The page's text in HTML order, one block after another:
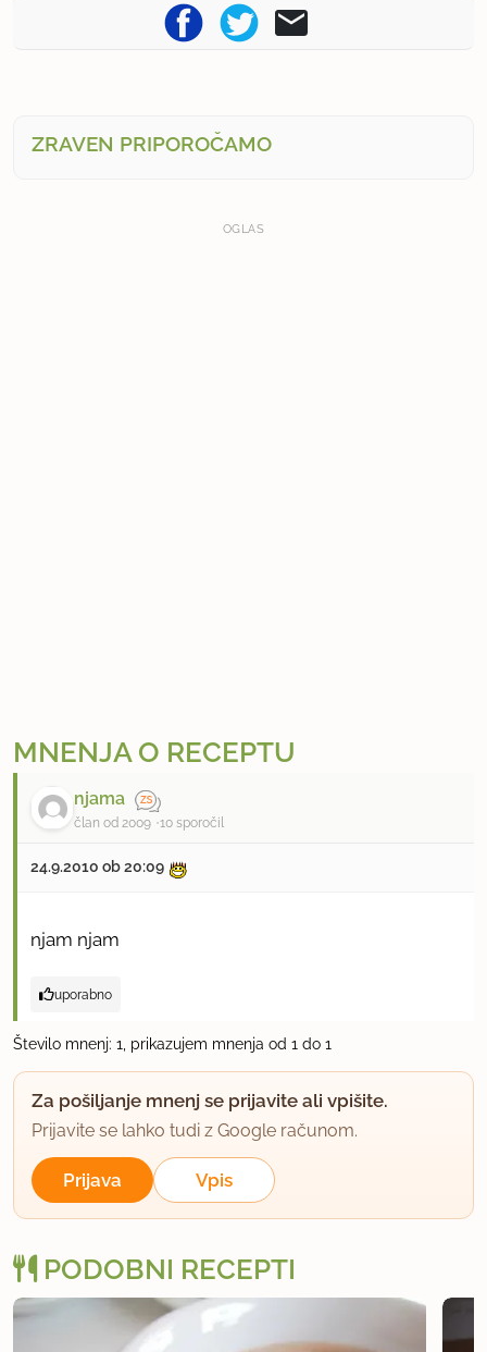
ZRAVEN PRIPOROČAMO
OGLAS
MNENJA O RECEPTU
njama
član od 2009 10 sporočil
24.9.2010 ob 20:09
njam njam
uporabno
Število mnenj: 1, prikazujem mnenja od 1 do 1
Za pošiljanje mnenj se prijavite ali vpišite.
Prijavite se lahko tudi z Google računom.
Prijava Vpis
PODOBNI RECEPTI